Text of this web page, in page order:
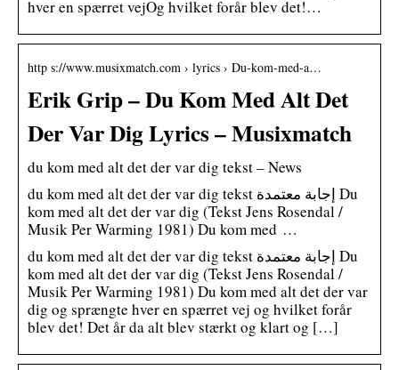
hver en spærret vejOg hvilket forår blev det!…
http s://www.musixmatch.com › lyrics › Du-kom-med-a…
Erik Grip – Du Kom Med Alt Det
Der Var Dig Lyrics – Musixmatch
du kom med alt det der var dig tekst – News
du kom med alt det der var dig tekst إجابة معتمدة Du
kom med alt det der var dig (Tekst Jens Rosendal /
Musik Per Warming 1981) Du kom med …
du kom med alt det der var dig tekst إجابة معتمدة Du
kom med alt det der var dig (Tekst Jens Rosendal /
Musik Per Warming 1981) Du kom med alt det der var
dig og sprængte hver en spærret vej og hvilket forår
blev det! Det år da alt blev stærkt og klart og […]